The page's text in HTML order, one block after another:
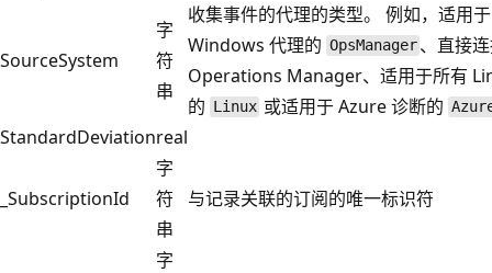
SourceSystem
字
符
串
收集事件的代理的类型。 例如，适用于
Windows 代理的 OpsManager 、直接
Operations Manager、适用于所有
的 Linux 或适用于 Azure 诊断的
StandardDeviationreal
_SubscriptionId
字
符
串
与记录关联的订阅的唯一标识符
字